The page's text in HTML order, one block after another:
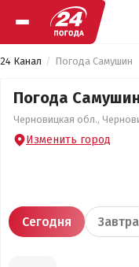
24 Канал Погода Самушин
Погода
Черновицкая обл.,
Изменить город
Сегодня Завтра